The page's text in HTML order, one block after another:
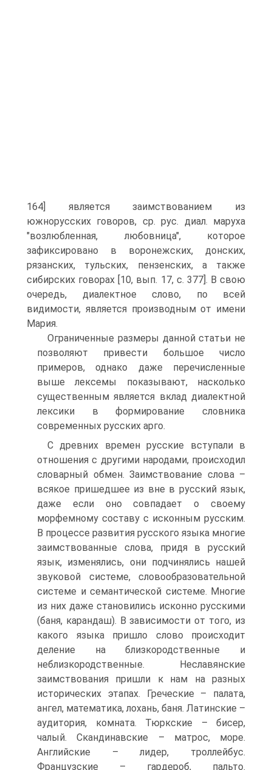
164] является заимствованием из
южнорусских говоров, ср. рус. диал. маруха
"возлюбленная, любовница", которое
зафиксировано в воронежских, донских,
рязанских, тульских, пензенских, а также
сибирских говорах [10, вып. 17, с. 377]. В свою
очередь, диалектное слово, по всей
видимости, является производным от имени
Мария.
Ограниченные размеры данной статьи не
позволяют привести большое число
примеров, однако даже перечисленные
выше лексемы показывают, насколько
существенным является вклад диалектной
лексики в формирование словника
современных русских арго.
С древних времен русские вступали в
отношения с другими народами, происходил
словарный обмен. Заимствование слова –
всякое пришедшее из вне в русский язык,
даже если оно совпадает о своему
морфемному составу с исконным русским.
В процессе развития русского языка многие
заимствованные слова, придя в русский
язык, изменялись, они подчинялись нашей
звуковой системе, словообразовательной
системе и семантической системе. Многие
из них даже становились исконно русскими
(баня, карандаш). В зависимости от того, из
какого языка пришло слово происходит
деление на близкородственные и
неблизкородственные. Неславянские
заимствования пришли к нам на разных
исторических этапах. Греческие – палата,
ангел, математика, лохань, баня. Латинские –
аудитория, комната. Тюркские – бисер,
чалый. Скандинавские – матрос, море.
Английские – лидер, троллейбус.
Французские – гардероб, пальто.